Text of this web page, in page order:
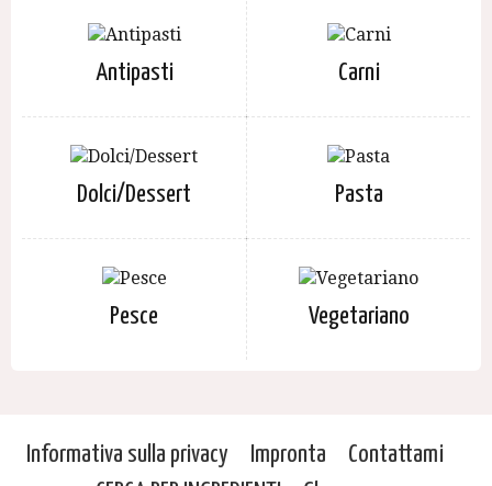
Antipasti Carni
Dolci/Dessert Pasta
Pesce Vegetariano
Informativa sulla privacy Impronta
Contattami